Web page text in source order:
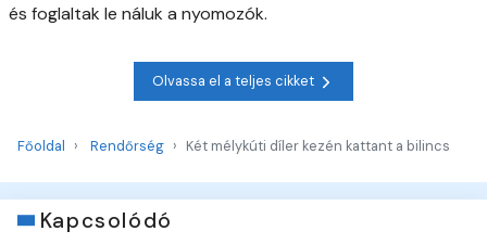
és foglaltak le náluk a nyomozók.
Olvassa el a teljes cikket
Főoldal Rendőrség Két mélykúti díler kezén kattant a bilincs
Kapcsolódó